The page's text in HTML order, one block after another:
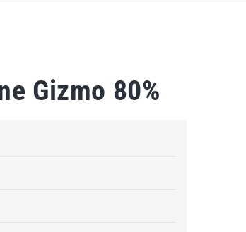
Gizmo 80%